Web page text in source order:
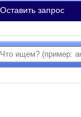
Оставить запрос